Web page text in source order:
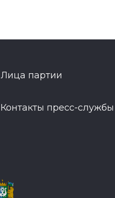
Лица партии
Контакты пресс-службы